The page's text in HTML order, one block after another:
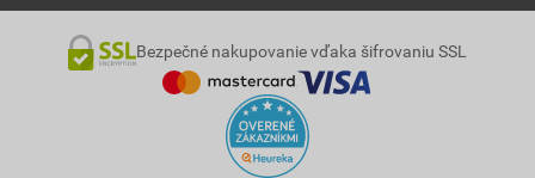
Bezpečné nakupovanie vďaka šifrovaniu SSL